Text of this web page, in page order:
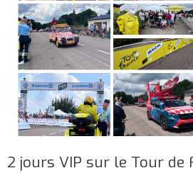
2 jours VIP sur le Tour de